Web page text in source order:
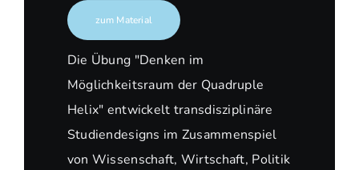
zum Material
Die Übung "Denken im
Möglichkeitsraum der Quadruple
Helix" entwickelt transdisziplinäre
Studiendesigns im Zusammenspiel
von Wissenschaft, Wirtschaft, Politik